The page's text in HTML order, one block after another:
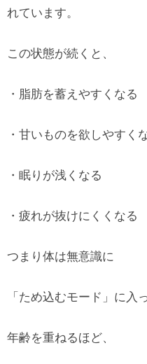
れています。
この状態が続くと、
・脂肪を蓄えやすくなる
・甘いものを欲しやすく
・眠りが浅くなる
・疲れが抜けにくくなる
つまり体は無意識に
「ため込むモード」に入
年齢を重ねるほど、